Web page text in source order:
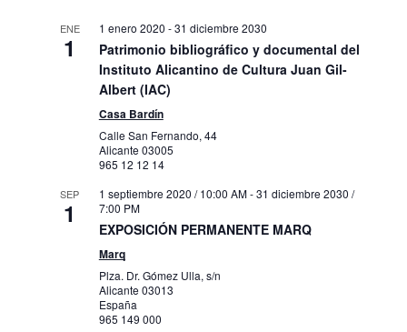
ENE
1
1 enero 2020 -31 diciembre 2030
Patrimonio bibliográfico y documental del
Instituto Alicantino de Cultura Juan Gil-
Albert (IAC)
Casa Bardín
Calle San Fernando, 44
Alicante 03005
965 12 12 14
SEP
1
1 septiembre 2020 / 10:00 AM-31 diciembre 2030 /
7:00 PM
EXPOSICIÓN PERMANENTE MARQ
Marq
Plza. Dr. Gómez Ulla, s/n
Alicante 03013
España
965 149 000